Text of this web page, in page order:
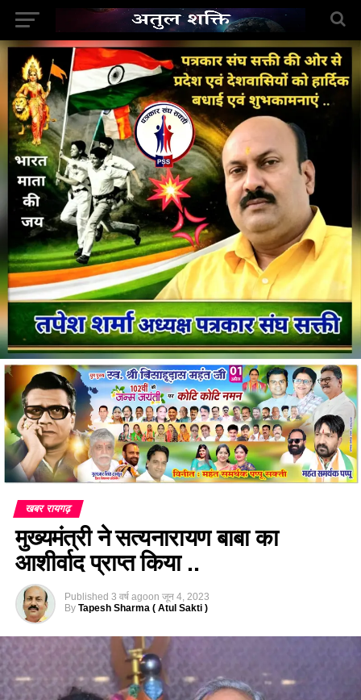
खबर रायगढ़
मुख्यमंत्री ने सत्यनारायण बाबा का
आशीर्वाद प्राप्त किया ..
Published 3 वर्ष agoon जून 4, 2023
By Tapesh Sharma ( Atul Sakti )